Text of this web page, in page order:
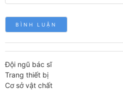
Đội ngũ bác sĩ
Trang thiết bị
Cơ sở vật chất